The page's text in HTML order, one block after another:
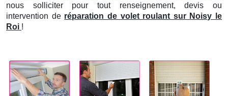
nous solliciter pour tout renseignement, devis ou
intervention de réparation de volet roulant sur Noisy le
Roi !